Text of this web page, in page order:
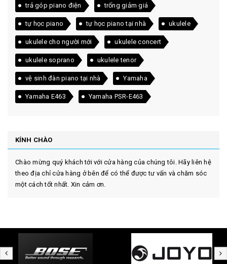
trả góp piano điện trống giảm giá
tự học piano tự học piano tại nhà ukulele
ukulele cho người mới ukulele concert
ukulele soprano ukulele tenor
vệ sinh đàn piano tại nhà Yamaha
Yamaha E463 Yamaha PSR-E463
KÍNH CHÀO
Chào mừng quý khách tới với cửa hàng của chúng tôi. Hãy liên hệ
theo địa chỉ cửa hàng ở bên để có thể được tư vấn và chăm sóc
một cách tốt nhất. Xin cảm ơn.